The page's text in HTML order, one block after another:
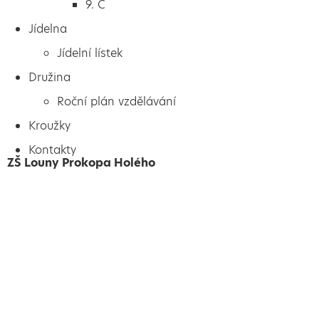
9. C
Jídelna
Jídelní lístek
Družina
Roční plán vzdělávání
Kroužky
Kontakty
ZŠ Louny Prokopa Holého